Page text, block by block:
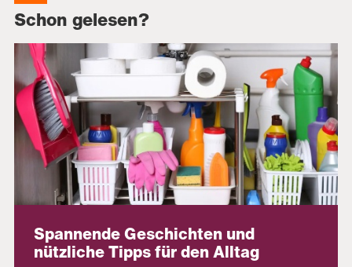
Schon gelesen?
Spannende Geschichten und
nützliche Tipps für den Alltag